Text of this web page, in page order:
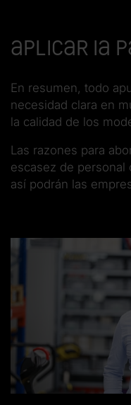
Aplicar IA
En resumen, todo
necesidad clara en
la calidad de los
Las razones para
escasez de personal
así podrán las